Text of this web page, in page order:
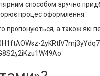
способом зручно
процес оформлення.
а також які